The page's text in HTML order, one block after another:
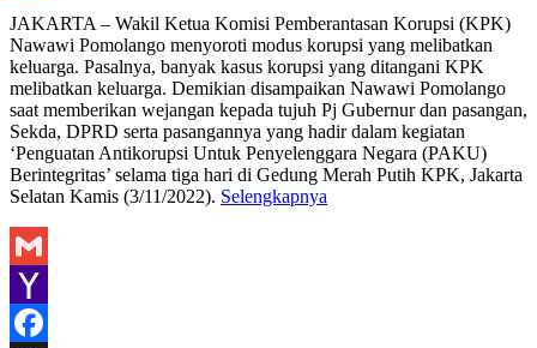
Share
JAKARTA – Wakil Ketua Komisi Pemberantasan Korupsi (KPK)
Nawawi Pomolango menyoroti modus korupsi yang melibatkan
keluarga. Pasalnya, banyak kasus korupsi yang ditangani KPK
melibatkan keluarga. Demikian disampaikan Nawawi Pomolango
saat memberikan wejangan kepada tujuh Pj Gubernur dan pasangan,
Sekda, DPRD serta pasangannya yang hadir dalam kegiatan
‘Penguatan Antikorupsi Untuk Penyelenggara Negara (PAKU)
Berintegritas’ selama tiga hari di Gedung Merah Putih KPK, Jakarta
Selatan Kamis (3/11/2022). Selengkapnya
Gmail
Yahoo